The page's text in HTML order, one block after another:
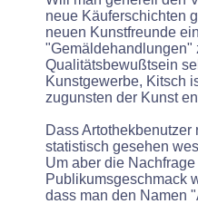
neue Käuferschichten
neuen Kunstfreunde
"Gemäldehandlungen"
Qualitätsbewußtsein
Kunstgewerbe, Kitsch
zugunsten der Kunst
Dass
statistisch gesehen
Um aber die
Publikumsgeschmack
dass man den Namen